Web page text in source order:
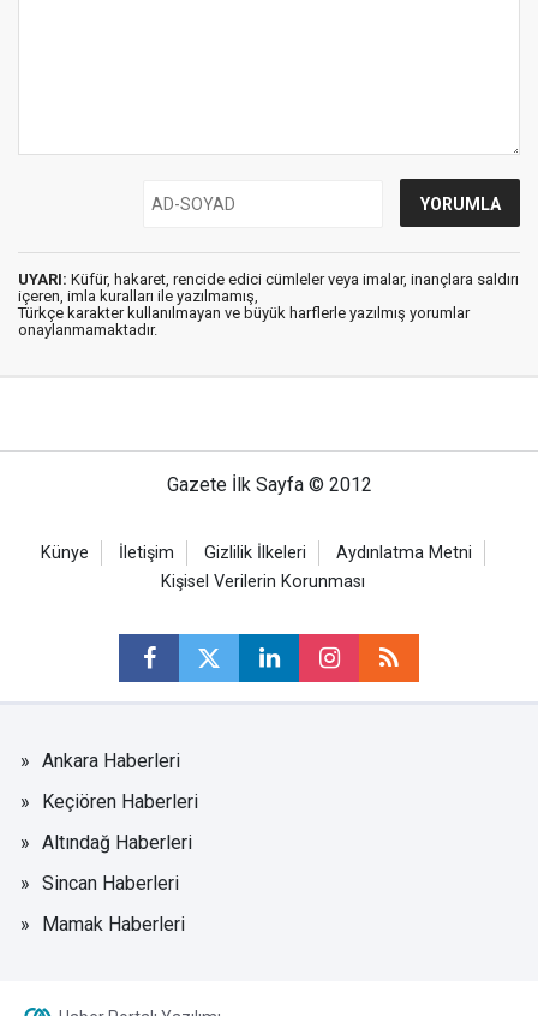
UYARI: Küfür, hakaret, rencide edici cümleler veya imalar, inançlara saldırı
içeren, imla kuralları ile yazılmamış,
Türkçe karakter kullanılmayan ve büyük harflerle yazılmış yorumlar
onaylanmamaktadır.
Gazete İlk Sayfa © 2012
Künye İletişim Gizlilik İlkeleri
Aydınlatma Metni
Kişisel Verilerin Korunması
Ankara Haberleri
Keçiören Haberleri
Altındağ Haberleri
Sincan Haberleri
Mamak Haberleri